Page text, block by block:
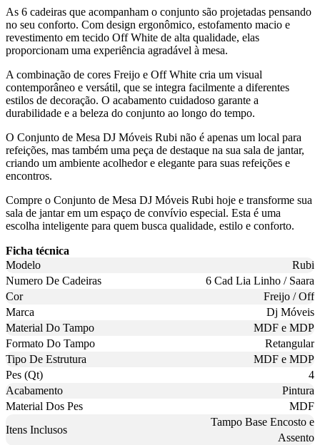
As 6 cadeiras que acompanham o conjunto são projetadas pensando
no seu conforto. Com design ergonômico, estofamento macio e
revestimento em tecido Off White de alta qualidade, elas
proporcionam uma experiência agradável à mesa.
A combinação de cores Freijo e Off White cria um visual
contemporâneo e versátil, que se integra facilmente a diferentes
estilos de decoração. O acabamento cuidadoso garante a
durabilidade e a beleza do conjunto ao longo do tempo.
O Conjunto de Mesa DJ Móveis Rubi não é apenas um local para
refeições, mas também uma peça de destaque na sua sala de jantar,
criando um ambiente acolhedor e elegante para suas refeições e
encontros.
Compre o Conjunto de Mesa DJ Móveis Rubi hoje e transforme sua
sala de jantar em um espaço de convívio especial. Esta é uma
escolha inteligente para quem busca qualidade, estilo e conforto.
Ficha técnica
Modelo
Rubi
Numero De Cadeiras
6 Cad Lia Linho / Saara
Cor
Freijo / Off
Marca
Dj Móveis
Material Do Tampo
MDF e MDP
Formato Do Tampo
Retangular
Tipo De Estrutura
MDF e MDP
Pes (Qt)
4
Acabamento
Pintura
Material Dos Pes
MDF
Itens Inclusos
Tampo Base Encosto e
Assento